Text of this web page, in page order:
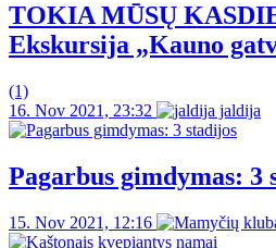
TOKIA MŪSŲ
Ekskursija „Kauno
(1)
16. Nov 2021, 23:32
jaldija
Pagarbus gimdymas: 3
15. Nov 2021, 12:16